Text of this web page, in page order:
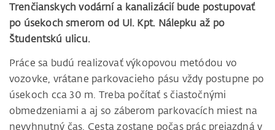
Trenčianskych vodární a kanalizácií bude postupovať
po úsekoch smerom od Ul. Kpt. Nálepku až po
Študentskú ulicu.
Práce sa budú realizovať výkopovou metódou vo
vozovke, vrátane parkovacieho pásu vždy postupne po
úsekoch cca 30 m. Treba počítať s čiastočnými
obmedzeniami a aj so záberom parkovacích miest na
nevyhnutný čas. Cesta zostane počas prác prejazdná v